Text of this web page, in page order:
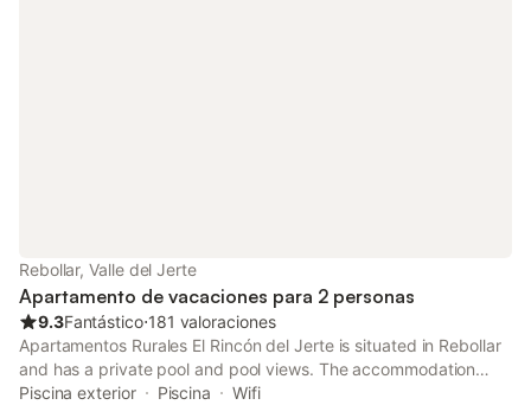
Rebollar, Valle del Jerte
Apartamento de vacaciones para 2 personas
9.3Fantástico⋅181 valoraciones
Apartamentos Rurales El Rincón del Jerte is situated in Rebollar
and has a private pool and pool views. The accommodation
features a sauna. The apartment features rooms with air
Piscina exterior Piscina
Wifi